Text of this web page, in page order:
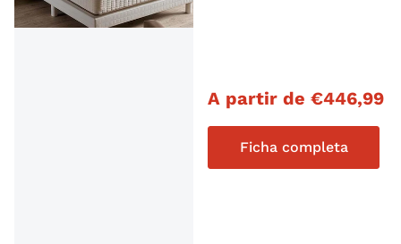
Precio habitual
A partir de €446,99
Ficha completa